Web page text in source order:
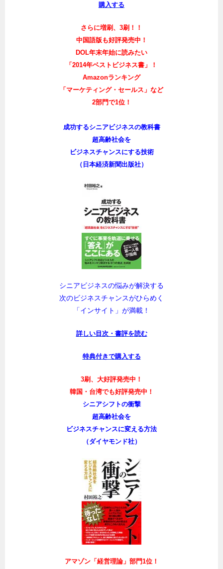
購入する
さらに増刷、3刷！！
中国語版も好評発売中！
DOL年末年始に読みたい
「2014年ベストビジネス書」！
Amazonランキング
「マーケティング・セールス」など
2部門で1位！
成功するシニアビジネスの教科書
超高齢社会を
ビジネスチャンスにする技術
（日本経済新聞出版社）
シニアビジネスの悩みが解決する
次のビジネスチャンスがひらめく
「インサイト」が満載！
詳しい目次・書評を読む
特典付きで購入する
3刷、大好評発売中！
韓国・台湾でも好評発売中！
シニアシフトの衝撃
超高齢社会を
ビジネスチャンスに変える方法
（ダイヤモンド社）
アマゾン「経営理論」部門1位！